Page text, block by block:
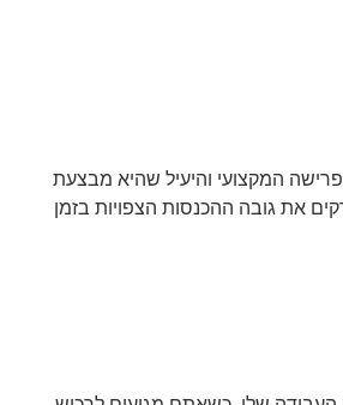
המקצועי והיעיל שהיא מבצעת
את גובה ההכנסות הצפויות בזמן